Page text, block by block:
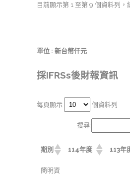
目前顯示第 1 至第 9 個資料列，
單位 : 新台幣仟元
採IFRSs後財報資訊
每頁顯示 個資料列
搜尋:
期別 114年度 113年
簡明資